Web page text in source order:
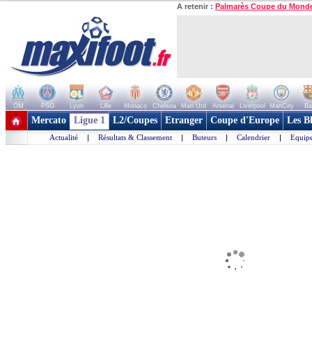
A retenir : Palmarès Coupe du
OM PSG Lyon Lille Monaco Chelsea Man Utd Arsenal Liverpool ManCity
+ de clubs
Mercato Ligue 1 L2/Coupes Etranger Coupe d'Europe Les
Actualité | Résultats & Classement | Buteurs | Calendrier |